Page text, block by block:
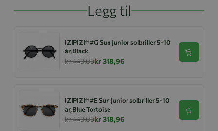
Legg til
IZIPIZI® #G Sun Junior solbriller 5-10
år, Black
kr 443,00kr 318,96
Se
IZIPIZI® #E Sun Junior solbriller 5-10
år, Blue Tortoise
kr 443,00kr 318,96
Se